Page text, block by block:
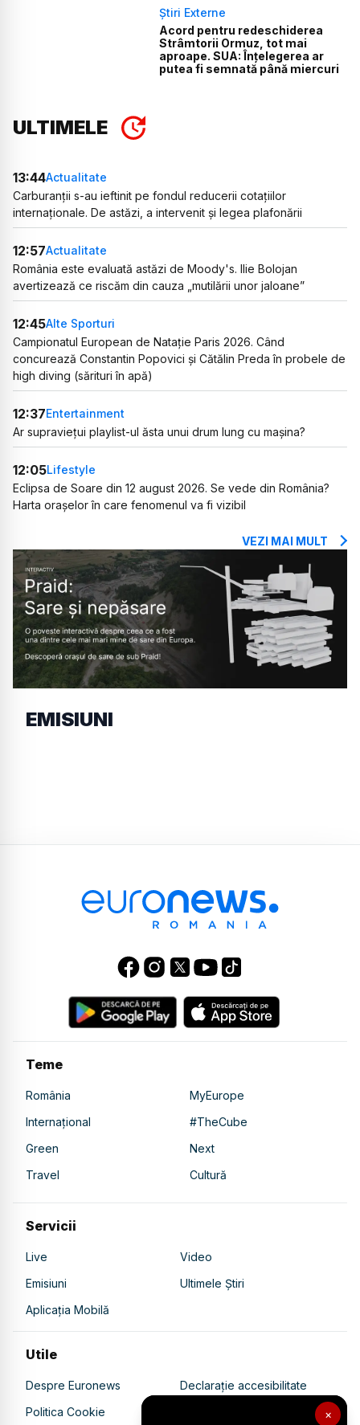
×
Știri Externe
Acord pentru redeschiderea
Strâmtorii Ormuz, tot mai
aproape. SUA: Înțelegerea ar
putea fi semnată până miercuri
ULTIMELE
13:44Actualitate
Carburanții s-au ieftinit pe fondul reducerii cotațiilor
internaționale. De astăzi, a intervenit și legea plafonării
12:57Actualitate
România este evaluată astăzi de Moody's. Ilie Bolojan
avertizează ce riscăm din cauza „mutilării unor jaloane”
12:45Alte Sporturi
Campionatul European de Natație Paris 2026. Când
concurează Constantin Popovici și Cătălin Preda în probele de
high diving (sărituri în apă)
12:37Entertainment
Ar supraviețui playlist-ul ăsta unui drum lung cu mașina?
12:05Lifestyle
Eclipsa de Soare din 12 august 2026. Se vede din România?
Harta orașelor în care fenomenul va fi vizibil
VEZI MAI MULT
EMISIUNI
Teme
România
MyEurope
Internațional
#TheCube
Green
Next
Travel
Cultură
Servicii
Live
Video
Emisiuni
Ultimele Știri
Aplicația Mobilă
Utile
Despre Euronews
Declarație accesibilitate
Politica Cookie
Politica de confidențialitate